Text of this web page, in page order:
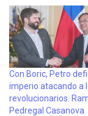
Con Boric, Petro
imperio atacando a
revolucionarios.
Pedregal Casanova